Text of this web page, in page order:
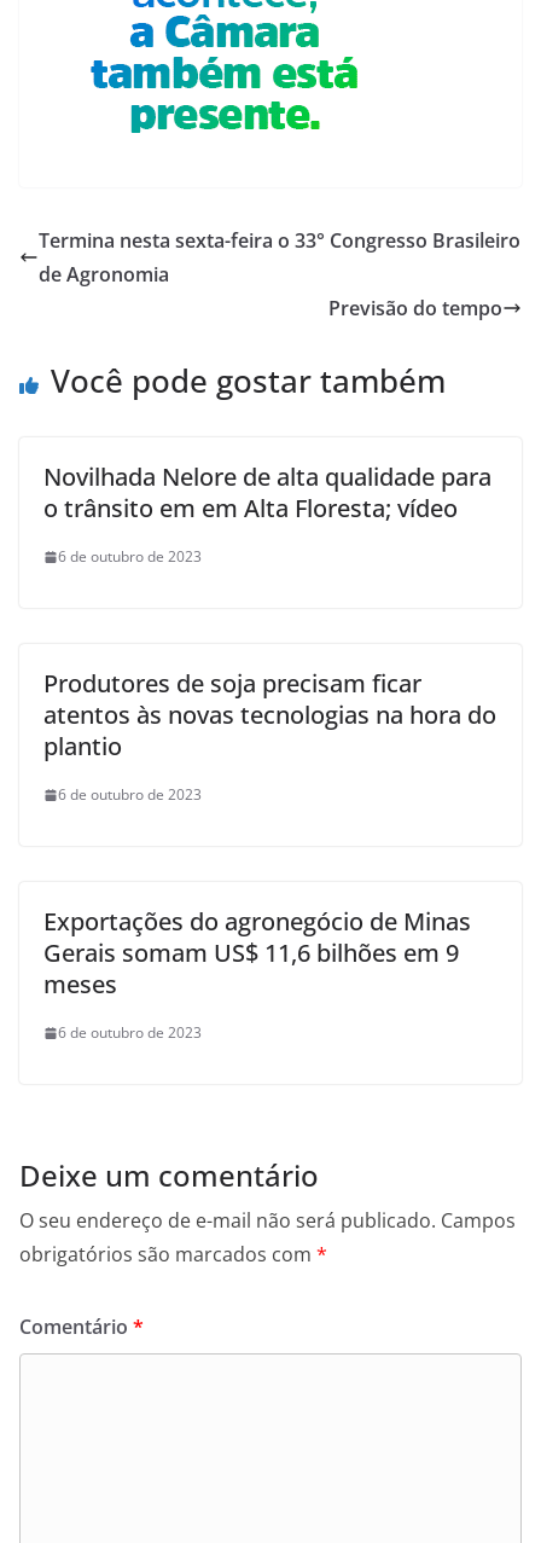
Termina nesta sexta-feira o 33° Congresso Brasileiro
de Agronomia
Previsão do tempo
Você pode gostar também
Novilhada Nelore de alta qualidade para
o trânsito em em Alta Floresta; vídeo
6 de outubro de 2023
Produtores de soja precisam ficar
atentos às novas tecnologias na hora do
plantio
6 de outubro de 2023
Exportações do agronegócio de Minas
Gerais somam US$ 11,6 bilhões em 9
meses
6 de outubro de 2023
Deixe um comentário
O seu endereço de e-mail não será publicado. Campos
obrigatórios são marcados com *
Comentário *